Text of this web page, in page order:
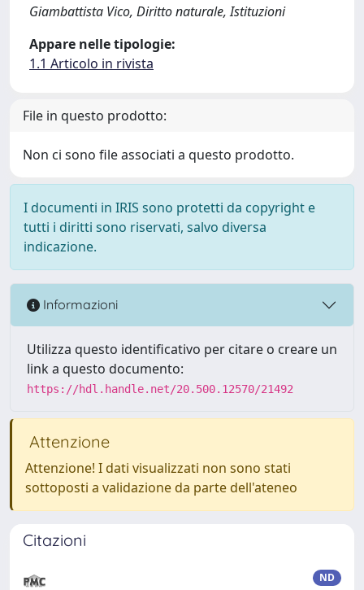
Giambattista Vico, Diritto naturale, Istituzioni
Appare nelle tipologie:
1.1 Articolo in rivista
File in questo prodotto:
Non ci sono file associati a questo prodotto.
I documenti in IRIS sono protetti da copyright e
tutti i diritti sono riservati, salvo diversa
indicazione.
Informazioni
Utilizza questo identificativo per citare o creare un
link a questo documento:
https://hdl.handle.net/20.500.12570/21492
Attenzione
Attenzione! I dati visualizzati non sono stati
sottoposti a validazione da parte dell'ateneo
Citazioni
ND